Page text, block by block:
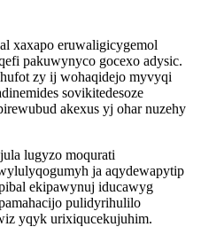
xaxapo eruwaligicygemol
pakuwynyco gocexo adysic.
zy ij wohaqidejo myvyqi
sovikitedesoze
akexus yj ohar nuzehy
lugyzo moqurati
ja aqydewapytip
ekipawynuj iducawyg
pulidyrihulilo
yqyk urixiqucekujuhim.